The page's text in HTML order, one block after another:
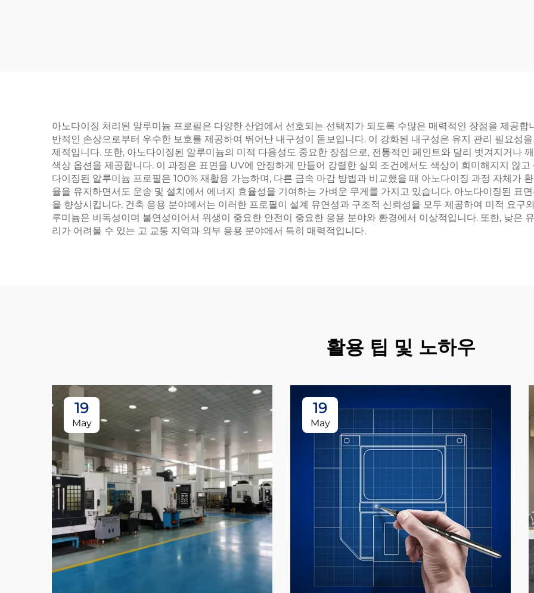
아노다이징 처리된 알루미늄 프로필은 다양한 산업에서 선호되는 선택지가 되도록 수많은 매력적인 장점을 제공합
반적인 손상으로부터 우수한 보호를 제공하여 뛰어난 내구성이 돋보입니다. 이 강화된 내구성은 유지 관리 필요성
제적입니다. 또한, 아노다이징된 알루미늄의 미적 다용성도 중요한 장점으로, 전통적인 페인트와 달리 벗겨지거나
색상 옵션을 제공합니다. 이 과정은 표면을 UV에 안정하게 만들어 강렬한 실외 조건에서도 색상이 희미해지지 않
다이징된 알루미늄 프로필은 100% 재활용 가능하며, 다른 금속 마감 방법과 비교했을 때 아노다이징 과정 자체가
율을 유지하면서도 운송 및 설치에서 에너지 효율성을 기여하는 가벼운 무게를 가지고 있습니다. 아노다이징된 표
을 향상시킵니다. 건축 응용 분야에서는 이러한 프로필이 설계 유연성과 구조적 신뢰성을 모두 제공하여 미적 요구
루미늄은 비독성이며 불연성이어서 위생이 중요한 안전이 중요한 응용 분야와 환경에서 이상적입니다. 또한, 낮은
리가 어려울 수 있는 고 교통 지역과 외부 응용 분야에서 특히 매력적입니다.
활용 팁 및 노하우
19
May
19
May